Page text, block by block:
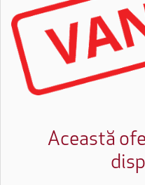
Această